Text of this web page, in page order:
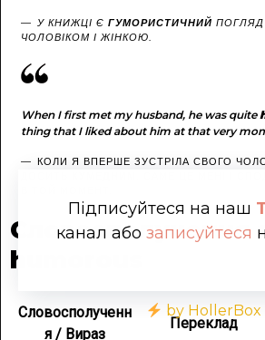
У КНИЖЦІ Є ГУМОРИСТИЧНИЙ ПОГЛЯД
ЧОЛОВІКОМ І ЖІНКОЮ.
When I first met my husband, he was quite
thing that I liked about him at that very
КОЛИ Я ВПЕРШЕ ЗУСТРІЛА СВОГО
. САМЕ ЦЕ МЕНІ І
Словосполучення
humorous
Словосполученн
я / Вираз
Переклад
Підписуйтеся на наш
канал або записуйтеся
by HollerBox